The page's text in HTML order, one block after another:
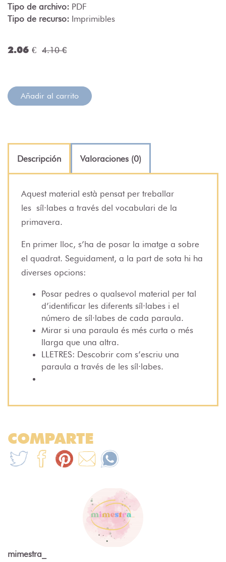
Tipo de archivo: PDF
Tipo de recurso: Imprimibles
2.06 € 4.10 €
Añadir al carrito
Descripción Valoraciones (0)
Aquest material està pensat per treballar
les síl·labes a través del vocabulari de la
primavera.
En primer lloc, s’ha de posar la imatge a sobre
el quadrat. Seguidament, a la part de sota hi ha
diverses opcions:
Posar pedres o qualsevol material per tal
d’identificar les diferents síl·labes i el
número de síl·labes de cada paraula.
Mirar si una paraula és més curta o més
llarga que una altra.
LLETRES: Descobrir com s’escriu una
paraula a través de les síl·labes.
COMPARTE
mimestra_